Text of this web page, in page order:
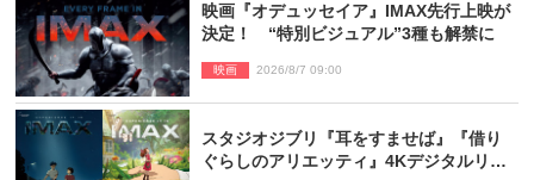
映画『オデュッセイア』IMAX先行上映が
決定！ “特別ビジュアル”3種も解禁に
映画 2026/8/7 09:00
スタジオジブリ『耳をすませば』『借り
ぐらしのアリエッティ』4Kデジタルリマ